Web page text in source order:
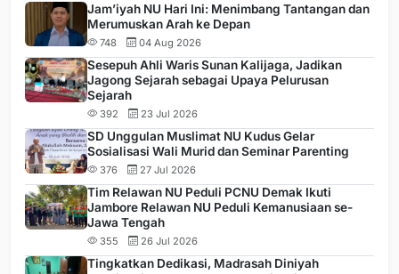
Jam’iyah NU Hari Ini: Menimbang Tantangan dan
Merumuskan Arah ke Depan
748 04 Aug 2026
Sesepuh Ahli Waris Sunan Kalijaga, Jadikan
Jagong Sejarah sebagai Upaya Pelurusan
Sejarah
392 23 Jul 2026
SD Unggulan Muslimat NU Kudus Gelar
Sosialisasi Wali Murid dan Seminar Parenting
376 27 Jul 2026
Tim Relawan NU Peduli PCNU Demak Ikuti
Jambore Relawan NU Peduli Kemanusiaan se-
Jawa Tengah
355 26 Jul 2026
Tingkatkan Dedikasi, Madrasah Diniyah